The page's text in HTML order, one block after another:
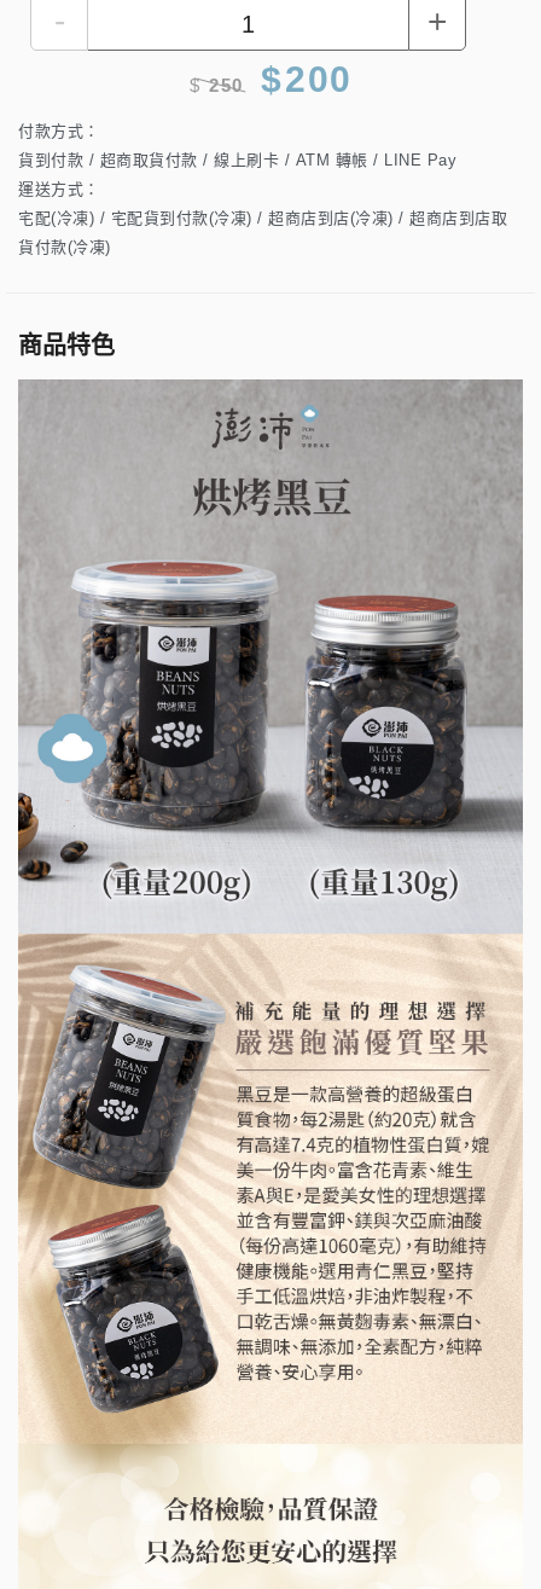
- +
$250 $200
付款方式：
貨到付款 / 超商取貨付款 / 線上刷卡 / ATM 轉帳 / LINE Pay
運送方式：
宅配(冷凍) / 宅配貨到付款(冷凍) / 超商店到店(冷凍) / 超商店到店取
貨付款(冷凍)
商品特色